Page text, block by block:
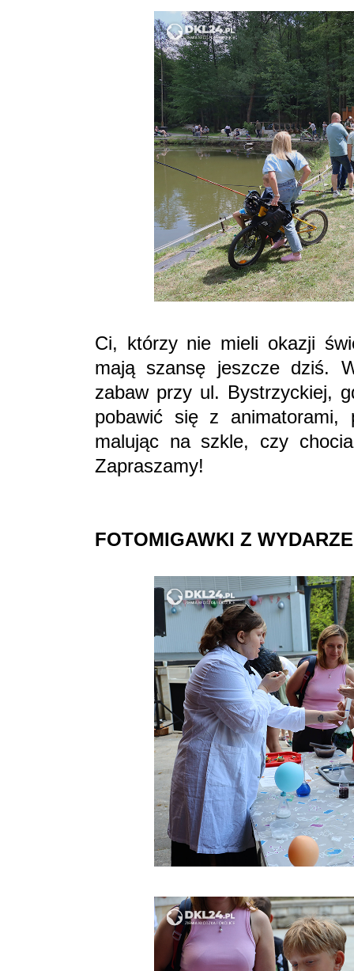
Ci, którzy nie mieli okazji
mają szansę jeszcze dziś.
zabaw przy ul. Bystrzyckiej,
pobawić się z animatorami,
malując na szkle, czy
Zapraszamy!
FOTOMIGAWKI Z